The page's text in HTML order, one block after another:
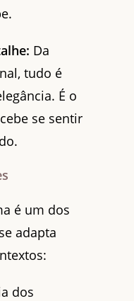
Da
tudo é
É o
se sentir
é um dos
adapta
dos